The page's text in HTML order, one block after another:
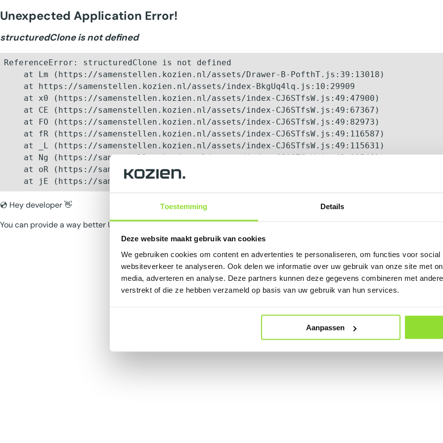
Toestemming Details
Deze website maakt gebruik van cookies
We gebruiken cookies om content en advertenties te personaliseren, om functies voor
websiteverkeer te analyseren. Ook delen we informatie over uw gebruik van onze site met
media, adverteren en analyse. Deze partners kunnen deze gegevens combineren met
verstrekt of die ze hebben verzameld op basis van uw gebruik van hun services.
Aanpassen
Unexpected Application Error!
structuredClone is not defined
ReferenceError: structuredClone is not defined
    at Lm (https://samenstellen.kozien.nl/assets/Drawer-B-PofthT.js:39:13018)
    at https://samenstellen.kozien.nl/assets/index-BkgUq4lq.js:10:29909
    at x0 (https://samenstellen.kozien.nl/assets/index-CJ6STfsW.js:49:47900)
    at CE (https://samenstellen.kozien.nl/assets/index-CJ6STfsW.js:49:67367)
    at FO (https://samenstellen.kozien.nl/assets/index-CJ6STfsW.js:49:82973)
    at fR (https://samenstellen.kozien.nl/assets/index-CJ6STfsW.js:49:116587)
    at _L (https://samenstellen.kozien.nl/assets/index-CJ6STfsW.js:49:115631)
    at Ng (https://samenstellen.kozien.nl/assets/index-CJ6STfsW.js:49:115461)
    at oR (https://samenstellen.kozien.nl/assets/index-CJ6STfsW.js:49:112277)
    at jE (https://samenstellen.kozien.nl/assets/index-CJ6STfsW.js:49:124085)
💿 Hey developer 👋
You can provide a way better UX than this when your app throws errors by providing your own